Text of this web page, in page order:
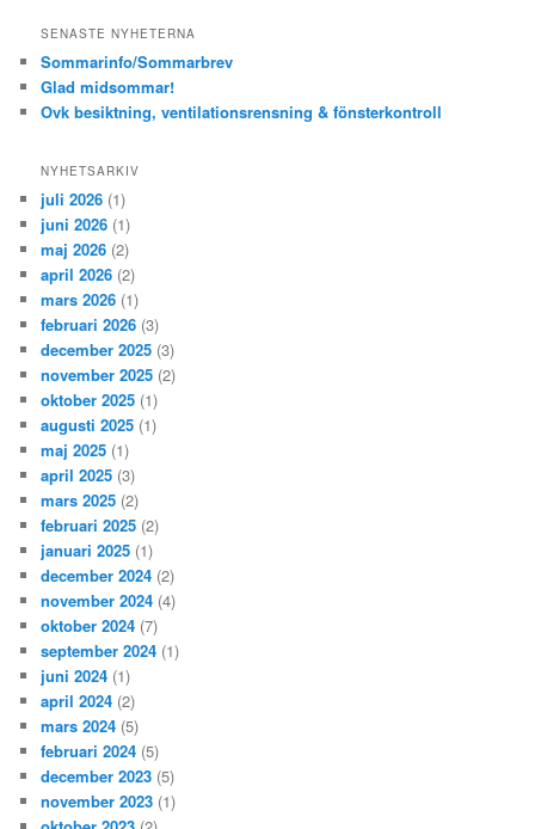
SENASTE NYHETERNA
Sommarinfo/Sommarbrev
Glad midsommar!
Ovk besiktning, ventilationsrensning & fönsterkontroll
NYHETSARKIV
juli 2026 (1)
juni 2026 (1)
maj 2026 (2)
april 2026 (2)
mars 2026 (1)
februari 2026 (3)
december 2025 (3)
november 2025 (2)
oktober 2025 (1)
augusti 2025 (1)
maj 2025 (1)
april 2025 (3)
mars 2025 (2)
februari 2025 (2)
januari 2025 (1)
december 2024 (2)
november 2024 (4)
oktober 2024 (7)
september 2024 (1)
juni 2024 (1)
april 2024 (2)
mars 2024 (5)
februari 2024 (5)
december 2023 (5)
november 2023 (1)